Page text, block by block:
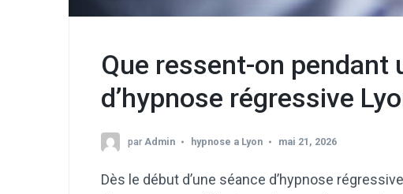
Que ressent-on pendant
d’hypnose régressive
par Admin hypnose a Lyon mai 21, 2026
Dès le début d’une séance d’hypnose